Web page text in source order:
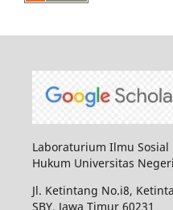
Laboraturium Ilmu Sosial
Hukum Universitas
Jl. Ketintang No.i8,
SBY, Jawa Timur 60231